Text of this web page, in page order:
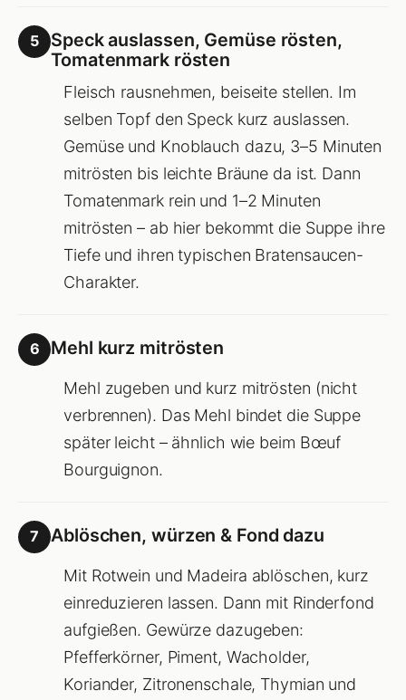
5
Speck auslassen, Gemüse rösten,
Tomatenmark rösten
Fleisch rausnehmen, beiseite stellen. Im
selben Topf den Speck kurz auslassen.
Gemüse und Knoblauch dazu, 3–5 Minuten
mitrösten bis leichte Bräune da ist. Dann
Tomatenmark rein und 1–2 Minuten
mitrösten – ab hier bekommt die Suppe ihre
Tiefe und ihren typischen Bratensaucen-
Charakter.
6 Mehl kurz mitrösten
Mehl zugeben und kurz mitrösten (nicht
verbrennen). Das Mehl bindet die Suppe
später leicht – ähnlich wie beim Bœuf
Bourguignon.
7 Ablöschen, würzen & Fond dazu
Mit Rotwein und Madeira ablöschen, kurz
einreduzieren lassen. Dann mit Rinderfond
aufgießen. Gewürze dazugeben:
Pfefferkörner, Piment, Wacholder,
Koriander, Zitronenschale, Thymian und